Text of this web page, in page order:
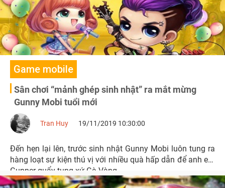
Game mobile
Sân chơi “mảnh ghép sinh nhật” ra mắt mừng
Gunny Mobi tuổi mới
Tran Huy 19/11/2019 10:30:00
Đến hẹn lại lên, trước sinh nhật Gunny Mobi luôn tung ra
hàng loạt sự kiện thú vị với nhiều quà hấp dẫn để anh em
Gunner quẩy tung xứ Gà Vàng.